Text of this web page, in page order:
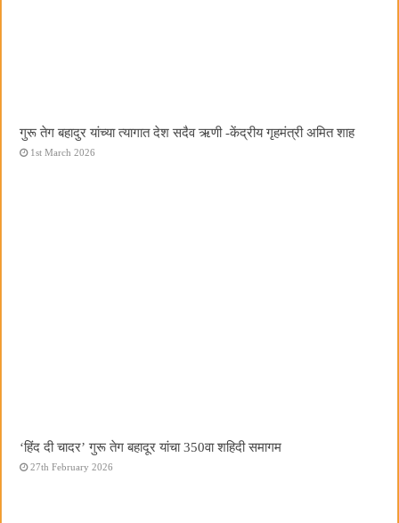
गुरू तेग बहादुर यांच्या त्यागात देश सदैव ऋणी -केंद्रीय गृहमंत्री अमित शाह
1st March 2026
‘हिंद दी चादर’ गुरू तेग बहादूर यांचा 350वा शहिदी समागम
27th February 2026